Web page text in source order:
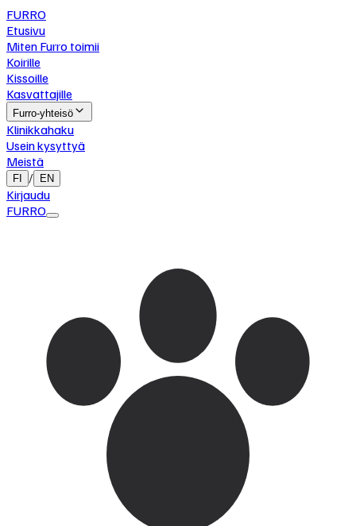
FURRO
Etusivu
Miten Furro toimii
Koirille
Kissoille
Kasvattajille
Furro-yhteisö
Klinikkahaku
Usein kysyttyä
Meistä
FI / EN
Kirjaudu
FURRO